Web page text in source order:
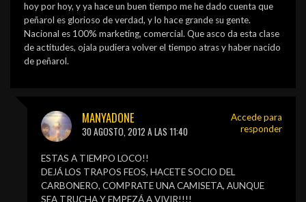
hoy por hoy, y ya hace un buen tiempo me he dado cuenta que
peñarol es glorioso de verdad, y lo hace grande su gente.
Nacional es 100% marketing, comercial. Que asco da esta clase
de actitudes, ojala pudiera volver el tiempo atras y haber nacido
de peñarol.
MANYADONE
30 AGOSTO, 2012 A LAS 11:40
ESTAS A TIEMPO LOCO!!
DEJÁ LOS TRAPOS FEOS, HACETE SOCIO DEL
CARBONERO, COMPRATE UNA CAMISETA, AUNQUE
SEA TRUCHA Y EMPEZÁ A VIVIR!!!!
Accede para
responder